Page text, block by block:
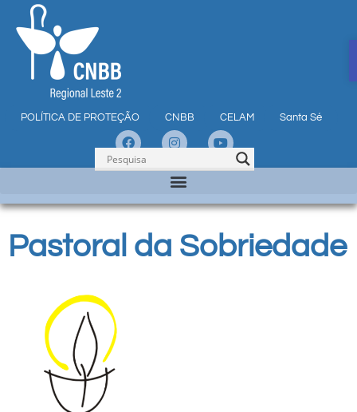
POLÍTICA DE PROTEÇÃO CNBB CELAM Santa Sé
Pastoral da Sobriedade